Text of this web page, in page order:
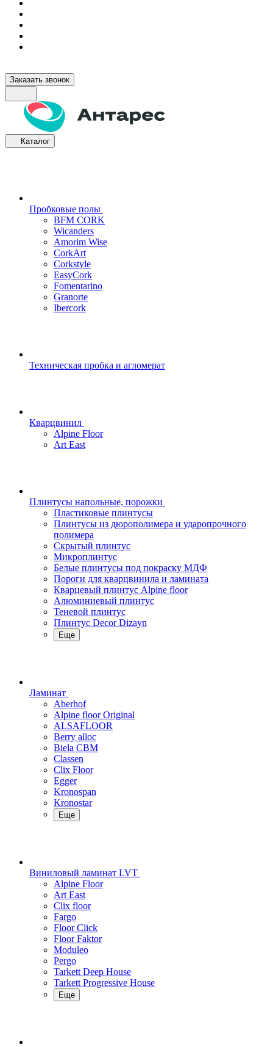
Заказать звонок
Каталог
Пробковые полы
BFM CORK
Wicanders
Amorim Wise
CorkArt
Corkstyle
EasyCork
Fomentarino
Granorte
Ibercork
Техническая пробка и агломерат
Кварцвинил
Alpine Floor
Art East
Плинтусы напольные, порожки
Пластиковые плинтусы
Плинтусы из дюрополимера и ударопрочного
полимера
Скрытый плинтус
Микроплинтус
Белые плинтусы под покраску МДФ
Пороги для кварцвинила и ламината
Кварцевый плинтус Alpine floor
Алюминиевый плинтус
Теневой плинтус
Плинтус Decor Dizayn
Еще
Ламинат
Aberhof
Alpine floor Original
ALSAFLOOR
Berry alloc
Biela CBM
Classen
Clix Floor
Egger
Kronospan
Kronostar
Еще
Виниловый ламинат LVT
Alpine Floor
Art East
Clix floor
Fargo
Floor Click
Floor Faktor
Moduleo
Pergo
Tarkett Deep House
Tarkett Progressive House
Еще